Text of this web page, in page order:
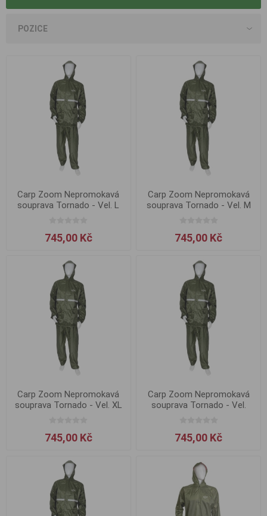
Carp Zoom Nepromokavá
souprava Tornado - Vel. L
745,00 Kč
Carp Zoom Nepromokavá
souprava Tornado - Vel. M
745,00 Kč
Carp Zoom Nepromokavá
souprava Tornado - Vel. XL
745,00 Kč
Carp Zoom Nepromokavá
souprava Tornado - Vel.
745,00 Kč